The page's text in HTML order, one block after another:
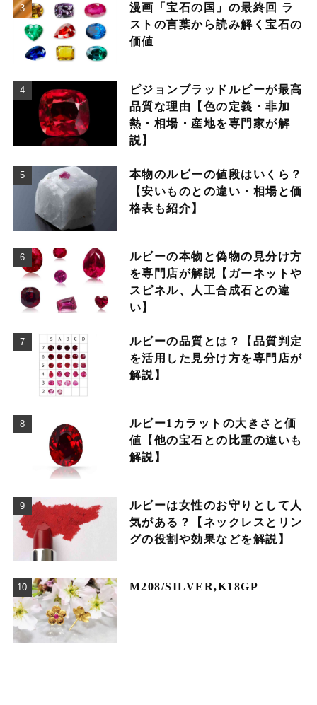
漫画「宝石の国」の最終回 ラ
ストの言葉から読み解く宝石の
価値
ピジョンブラッドルビーが最高
品質な理由【色の定義・非加
熱・相場・産地を専門家が解
説】
本物のルビーの値段はいくら？
【安いものとの違い・相場と価
格表も紹介】
ルビーの本物と偽物の見分け方
を専門店が解説【ガーネットや
スピネル、人工合成石との違
い】
ルビーの品質とは？【品質判定
を活用した見分け方を専門店が
解説】
ルビー1カラットの大きさと価
値【他の宝石との比重の違いも
解説】
ルビーは女性のお守りとして人
気がある？【ネックレスとリン
グの役割や効果などを解説】
M208/SILVER,K18GP